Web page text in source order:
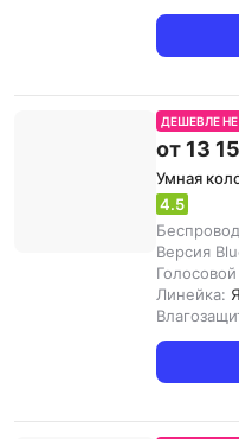
ДЕШЕВЛЕ
от 13
Умная
4.5
Версия
Линейка: